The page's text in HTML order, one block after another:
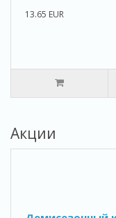
13.65 EUR
Акции